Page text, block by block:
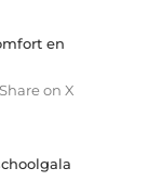
en
on X